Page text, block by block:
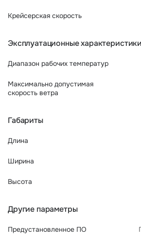
Крейсерская скорость
Эксплуатационные характеристики
Диапазон рабочих температур
Максимально допустимая
скорость ветра
Габариты
Длина
Ширина
Высота
Другие параметры
Предустановленное ПО